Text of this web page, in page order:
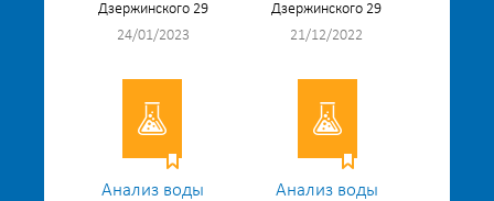
Дзержинского 29
24/01/2023
Дзержинского 29
21/12/2022
Анализ воды Анализ воды